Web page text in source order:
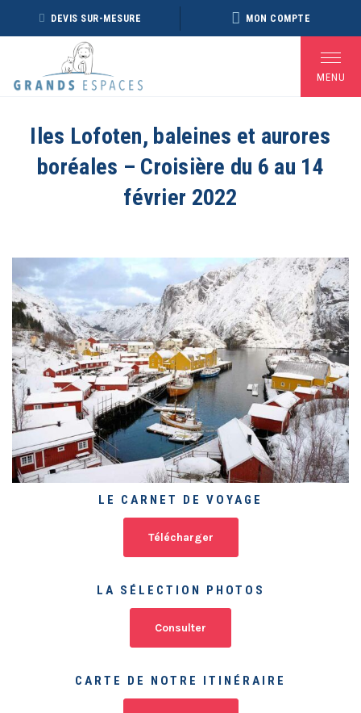
Panneau de gestion des cookies
BROCHURE RÉVEILLON
BROCHURE ARCTIQUE
2027 – NOUVELLE
VERSION
DEVIS SUR-MESURE MON COMPTE
MENU
Iles Lofoten, baleines et aurores
boréales – Croisière du 6 au 14
février 2022
LE CARNET DE VOYAGE
Télécharger
LA SÉLECTION PHOTOS
Consulter
CARTE DE NOTRE ITINÉRAIRE